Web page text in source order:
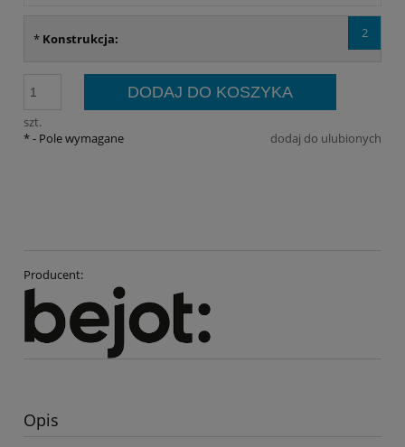
2
* Konstrukcja:
szt.
DODAJ DO KOSZYKA
dodaj do ulubionych
*- Pole wymagane
Producent:
Opis